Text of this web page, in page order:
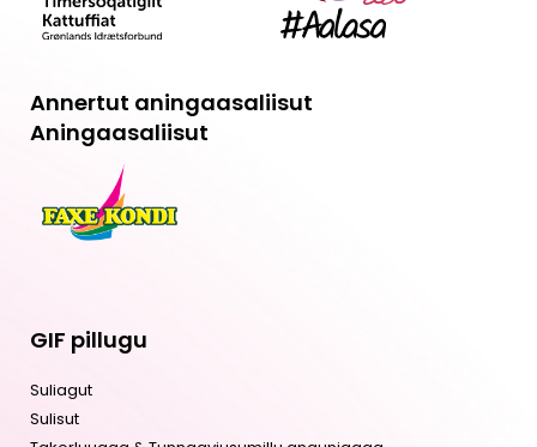
Annertut aningaasaliisut
Aningaasaliisut
GIF pillugu
Suliagut
Sulisut